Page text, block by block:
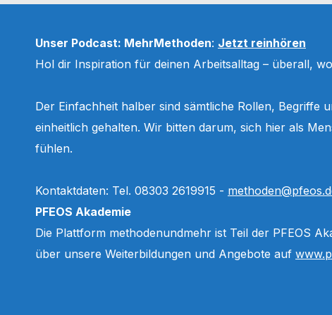
Unser Podcast: MehrMethoden: Jetzt reinhören
Hol dir Inspiration für deinen Arbeitsalltag – überall,
Der Einfachheit halber sind sämtliche Rollen, Begriffe
einheitlich gehalten. Wir bitten darum, sich hier als
fühlen.
Kontaktdaten: Tel. 08303 2619915 -
PFEOS Akademie
Die Plattform methodenundmehr ist Teil der PFEOS
über unsere Weiterbildungen und Angebote auf